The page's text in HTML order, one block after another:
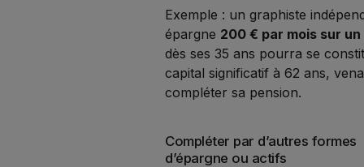
Exemple : un graphiste
épargne 200 € par mois sur un
dès ses 35 ans pourra se
capital significatif à 62 ans,
compléter sa pension.
Compléter par d’autres formes
d’épargne ou actifs